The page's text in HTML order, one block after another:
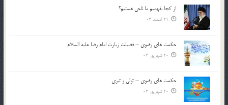
از كجا بفهميم ما ناجی هستیم؟
29 اسفند 03
حکمت های رضوی – فضیلت زیارت امام رضا علیه السلام
20 شهریور 03
حکمت های رضوی – تولی و تبری
20 شهریور 03